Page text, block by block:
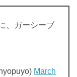
、ガーシーブ
March